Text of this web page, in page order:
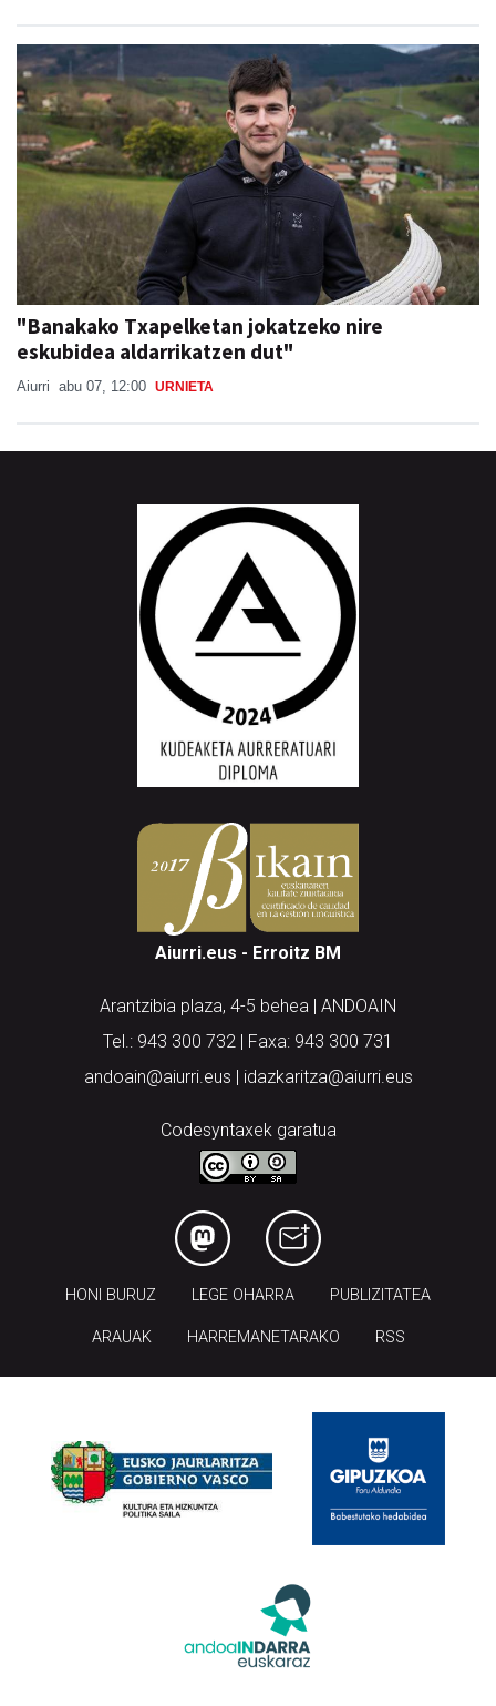
"Banakako Txapelketan jokatzeko nire
eskubidea aldarrikatzen dut"
Aiurri abu 07, 12:00 URNIETA
Aiurri.eus - Erroitz BM
Arantzibia plaza, 4-5 behea | ANDOAIN
Tel.: 943 300 732 | Faxa: 943 300 731
andoain@aiurri.eus | idazkaritza@aiurri.eus
Codesyntaxek garatua
HONI BURUZ LEGE OHARRA PUBLIZITATEA
ARAUAK HARREMANETARAKO RSS